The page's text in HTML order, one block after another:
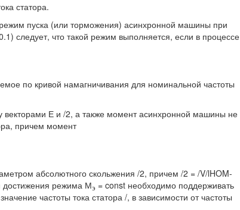
статора.
пуска (или торможения) асинхронной машины при
следует, что такой режим выполняется, если в процессе
по кривой намагничивания для номинальной частоты
векторами Е и /2, а также момент асинхронной машины не
причем момент
абсолютного скольжения /2, причем /2 = /V/lHOM-
достижения режима Мэ = const необходимо поддерживать
частоты тока статора /, в зависимости от частоты